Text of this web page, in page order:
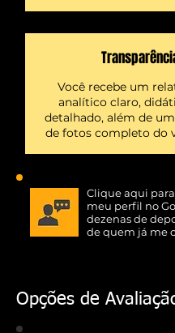
Você recebe um
analítico claro,
detalhado, além de
de fotos completo do
Clique aqui para
meu perfil no
dezenas de
de quem já me
Opções de